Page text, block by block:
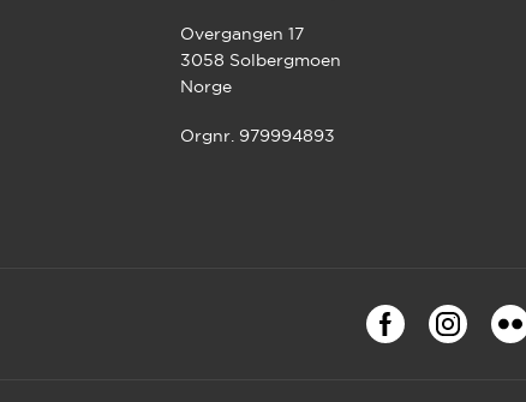
Overgangen 17
3058 Solbergmoen
Norge
Orgnr. 979994893